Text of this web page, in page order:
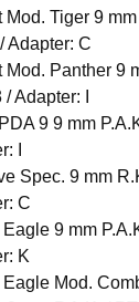
Tiger 9
Adapter: C
Panther 9
Adapter: I
9 9 mm
I
Spec. 9 mm
C
9 mm
K
Mod.